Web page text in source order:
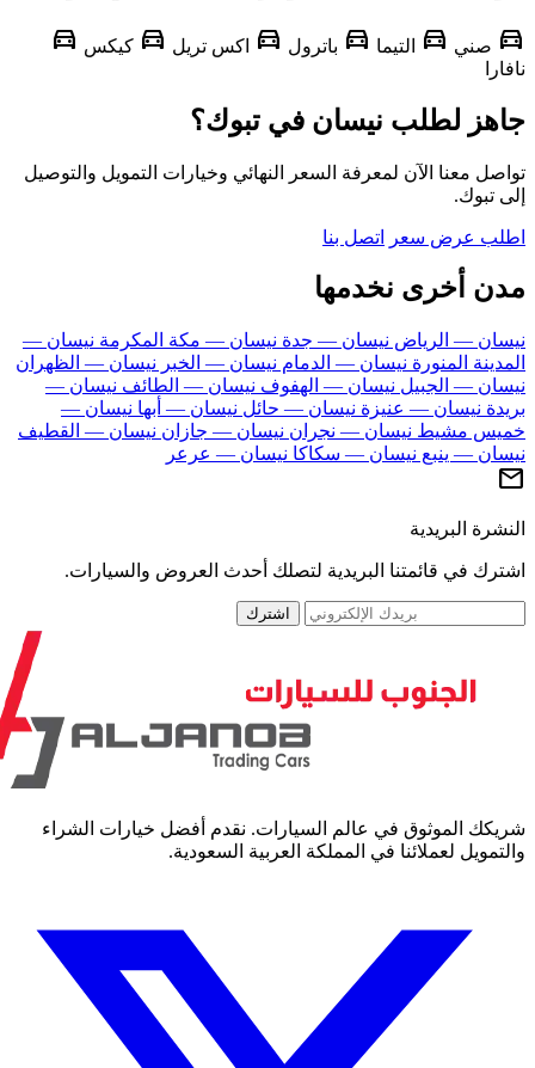
صنيdirections_car التيماdirections_car باترول directions_car اكس تريلdirections_car كيكسdirections_car
لطلب نيسان في تبوك؟
معنا الآن لمعرفة السعر النهائي وخيارات التمويل والتوصيل
تبوك.
عرض سعر اتصل بنا
أخرى نخدمها
— الرياضنيسان — جدة نيسان — مكة المكرمةنيسان —
المنورةنيسان — الدمامنيسان — الخبرنيسان — الظهران
— الجبيلنيسان — الهفوفنيسان — الطائفنيسان —
نيسان — عنيزةنيسان — حائلنيسان — أبهانيسان —
مشيطنيسان — نجراننيسان — جازاننيسان — القطيف
— ينبع نيسان — سكاكانيسان — عرعر
البريدية
في قائمتنا البريدية لتصلك أحدث العروض والسيارات.
اشترك
الموثوق في عالم السيارات. نقدم أفضل خيارات الشراء
لعملائنا في المملكة العربية السعودية.